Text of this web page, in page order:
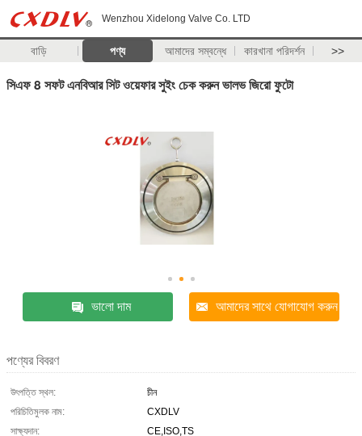
Wenzhou Xidelong Valve Co. LTD
বাড়ি পণ্য আমাদের সম্বন্ধে কারখানা পরিদর্শন >>
সিএফ 8 সফট এনবিআর সিট ওয়েফার সুইং চেক করুন ভালভ জিরো ফুটো
ভালো দাম আমাদের সাথে যোগাযোগ করুন
পণ্যের বিবরণ
উৎপত্তি স্থল:
চীন
পরিচিতিমুলক নাম:
CXDLV
সাক্ষ্যদান:
CE,ISO,TS